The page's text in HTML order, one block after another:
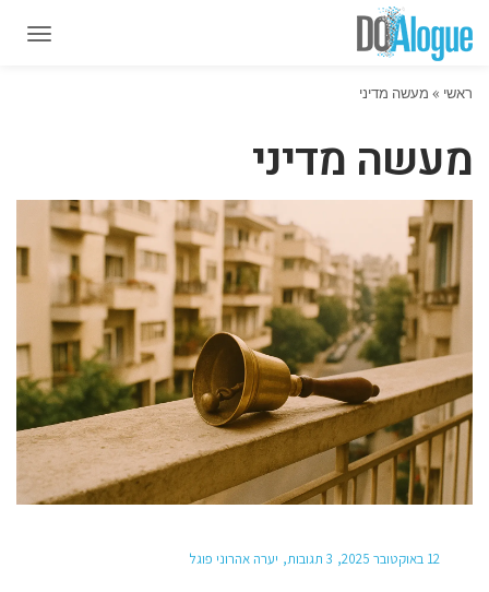
ראשי » מעשה מדיני
מעשה מדיני
12 באוקטובר 2025 3 תגובות יערה אהרוני פוגל